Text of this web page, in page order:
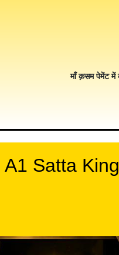
माँ क़सम पेमेंट में
A1 Satta